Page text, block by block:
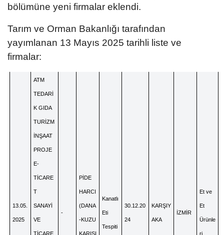
bölümüne yeni firmalar eklendi.
Tarım ve Orman Bakanlığı tarafından
yayımlanan 13 Mayıs 2025 tarihli liste ve
firmalar:
13.05.
2025
ATM
TEDARİ
K GIDA
TURİZM
İNŞAAT
PROJE
E-
TİCARE
T
SANAYİ
VE
TİCARE
-
PİDE
HARCI
(DANA
-KUZU
KARIŞI
Kanatlı
Eti
Tespiti
30.12.20
24
KARŞIY
AKA
İZMİR
Et ve
Et
Ürünle
ri